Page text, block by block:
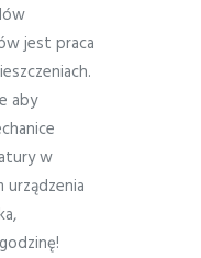
jest praca
aby
w
urządzenia